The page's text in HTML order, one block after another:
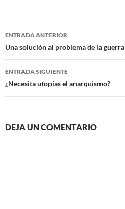
Navegación
de
entradas
ENTRADA ANTERIOR
Una solución al problema de la guerra
ENTRADA SIGUIENTE
¿Necesita utopías el anarquismo?
DEJA UN COMENTARIO